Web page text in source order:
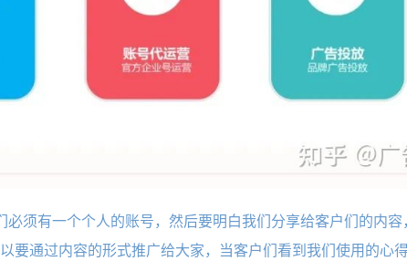
须有一个个人的账号，然后要明白我们分享给客户们的内容
要通过内容的形式推广给大家，当客户们看到我们使用的心